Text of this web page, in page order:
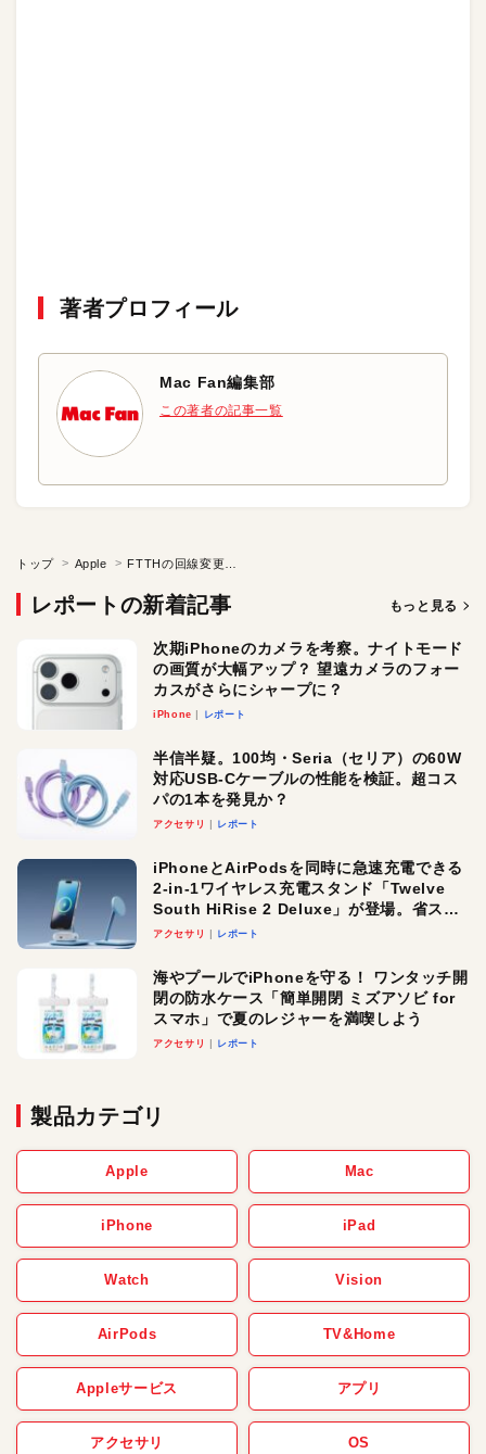
著者プロフィール
Mac Fan編集部
この著者の記事一覧
トップ Apple
レポートの新着記事 もっと見る
次期iPhoneのカメラを考察。ナイトモード
の画質が大幅アップ？ 望遠カメラのフォー
カスがさらにシャープに？
iPhone レポート
半信半疑。100均・Seria（セリア）の60W
対応USB-Cケーブルの性能を検証。超コス
パの1本を発見か？
アクセサリ レポート
iPhoneとAirPodsを同時に急速充電できる
2-in-1ワイヤレス充電スタンド「Twelve
South HiRise 2 Deluxe」が登場。省スペ
ースでおしゃれに充電したい人にオスス
アクセサリ レポート
海やプールでiPhoneを守る！ ワンタッチ開
閉の防水ケース「簡単開閉 ミズアソビ for
スマホ」で夏のレジャーを満喫しよう
アクセサリ レポート
製品カテゴリ
Apple Mac
iPhone iPad
Watch Vision
AirPods TV&Home
Appleサービス アプリ
アクセサリ OS